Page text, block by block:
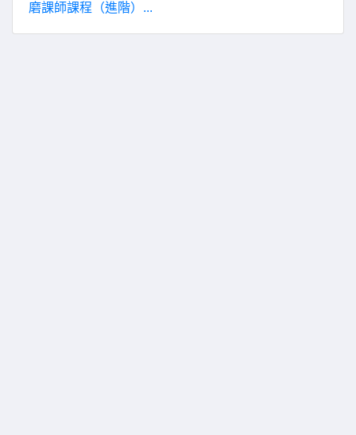
磨課師課程（進階）...